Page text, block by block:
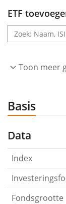
ETF
Toon meer
Basis
Data
Index
Fondsgrootte